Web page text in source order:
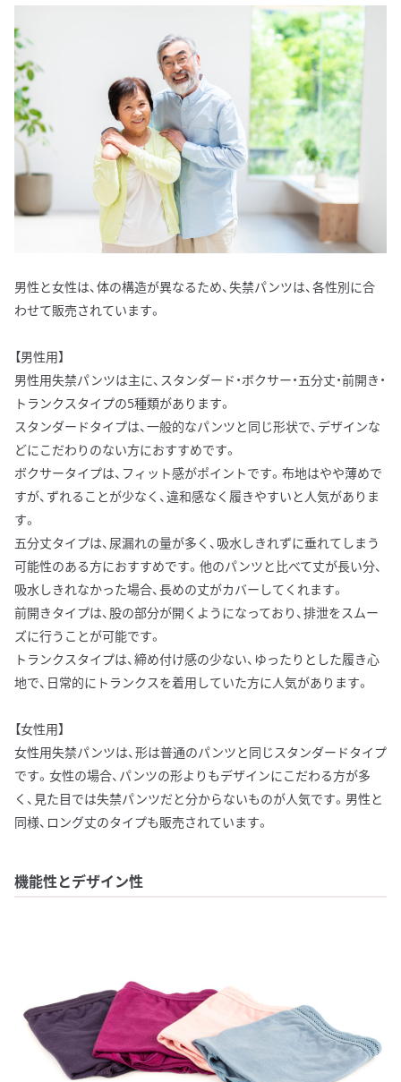
男性と女性は、体の構造が異なるため、失禁パンツは、各性別に合
わせて販売されています。
【男性用】
男性用失禁パンツは主に、スタンダード・ボクサー・五分丈・前開き・
トランクスタイプの5種類があります。
スタンダードタイプは、一般的なパンツと同じ形状で、デザインな
どにこだわりのない方におすすめです。
ボクサータイプは、フィット感がポイントです。布地はやや薄めで
すが、ずれることが少なく、違和感なく履きやすいと人気がありま
す。
五分丈タイプは、尿漏れの量が多く、吸水しきれずに垂れてしまう
可能性のある方におすすめです。他のパンツと比べて丈が長い分、
吸水しきれなかった場合、長めの丈がカバーしてくれます。
前開きタイプは、股の部分が開くようになっており、排泄をスムー
ズに行うことが可能です。
トランクスタイプは、締め付け感の少ない、ゆったりとした履き心
地で、日常的にトランクスを着用していた方に人気があります。
【女性用】
女性用失禁パンツは、形は普通のパンツと同じスタンダードタイプ
です。女性の場合、パンツの形よりもデザインにこだわる方が多
く、見た目では失禁パンツだと分からないものが人気です。男性と
同様、ロング丈のタイプも販売されています。
機能性とデザイン性